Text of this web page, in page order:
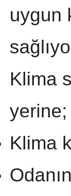
uygun
Klima
yerine;
Klima